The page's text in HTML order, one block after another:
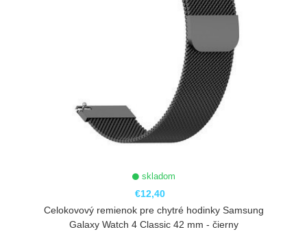
skladom
€12,40
Celokovový remienok pre chytré hodinky Samsung
Galaxy Watch 4 Classic 42 mm - čierny